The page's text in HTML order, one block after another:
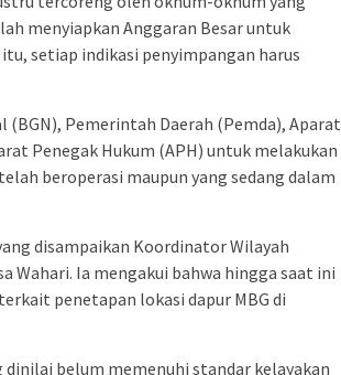
menyiapkan Anggaran Besar untuk
setiap indikasi penyimpangan harus
(BGN), Pemerintah Daerah (Pemda), Aparat
Penegak Hukum (APH) untuk melakukan
beroperasi maupun yang sedang dalam
disampaikan Koordinator Wilayah
Wahari. Ia mengakui bahwa hingga saat ini
penetapan lokasi dapur MBG di
belum memenuhi standar kelayakan